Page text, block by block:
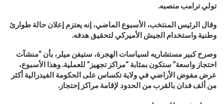
تولي ترامب منصبه.
وقال الرئيس المنتخب، الأسبوع الماضي، إنه يعتزم إعلان حالة طوارئ
وطنية واستخدام الجيش الأميركي لتحقيق هدفه.
وصرح كبير مستشاريه لسياسات الهجرة، ستيفن ميلر، بأن “منشآت
احتجاز واسعة” ستكون بمثابة “مراكز تجهيز” للعملية. وهذا الأسبوع،
عرض مفوض الأراضي في ولاية تكساس على الحكومة الفيدرالية أكثر
من ألف فدان بالقرب من الحدود لإقامة مراكز إحتجاز .